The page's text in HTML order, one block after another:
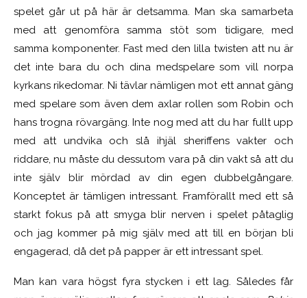
spelet går ut på här är detsamma. Man ska samarbeta
med att genomföra samma stöt som tidigare, med
samma komponenter. Fast med den lilla twisten att nu är
det inte bara du och dina medspelare som vill norpa
kyrkans rikedomar. Ni tävlar nämligen mot ett annat gäng
med spelare som även dem axlar rollen som Robin och
hans trogna rövargäng. Inte nog med att du har fullt upp
med att undvika och slå ihjäl sheriffens vakter och
riddare, nu måste du dessutom vara på din vakt så att du
inte själv blir mördad av din egen dubbelgångare.
Konceptet är tämligen intressant. Framförallt med ett så
starkt fokus på att smyga blir nerven i spelet påtaglig
och jag kommer på mig själv med att till en början bli
engagerad, då det på papper är ett intressant spel.
Man kan vara högst fyra stycken i ett lag. Således får